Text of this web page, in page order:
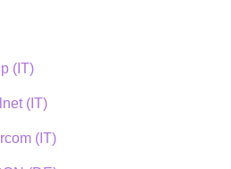
(IT)
(IT)
(IT)